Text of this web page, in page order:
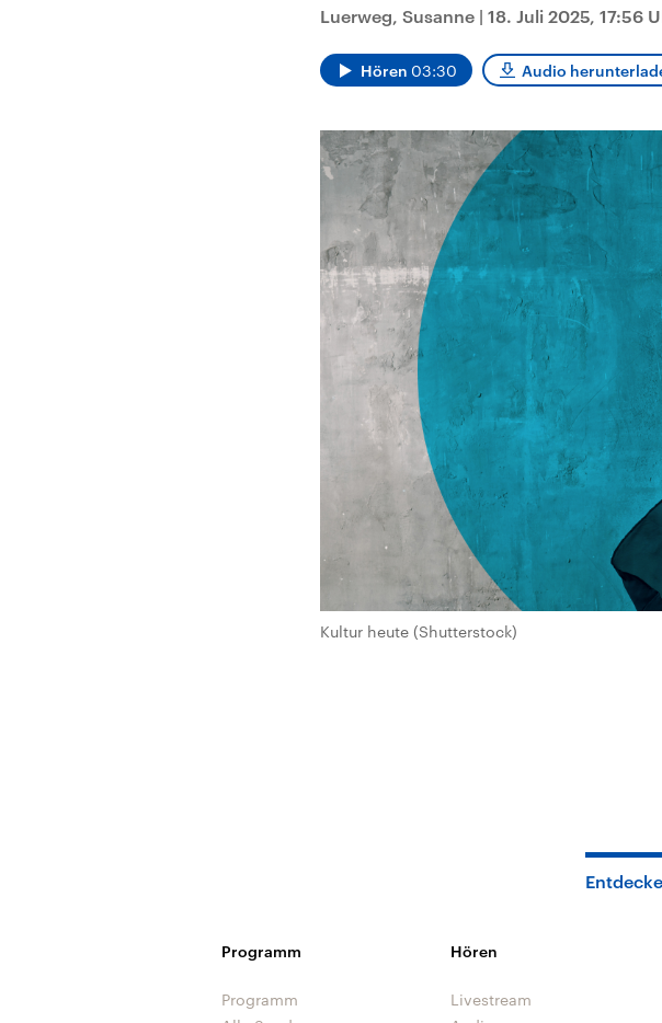
Landtagswahl Sachsen-
Anhalt 2026
Sachsen-Anhalt wählt
am 6. September 2026
Bundesland von einer
Koalition aus CDU, SPD
und FDP regiert.-
Umfragen, Prognosen,
Wahlprogramme,
aktuelle Berichte und
Hintergründe zu den
Parteien und Kandidaten
der anstehenden Wahl.
Aktuelle Beiträge,
Hintergründe
Wirtschaftlich und
den mächtigsten
Ländern der Erde, mit
großem Einfluss auf das
aktuelle Weltgeschehen.
Luerweg, Susanne | 18. Juli 2025, 17:56
Hören 03:30 Audio
Kultur heute (Shutterstock)
Programm
Programm
Hören
Livestream